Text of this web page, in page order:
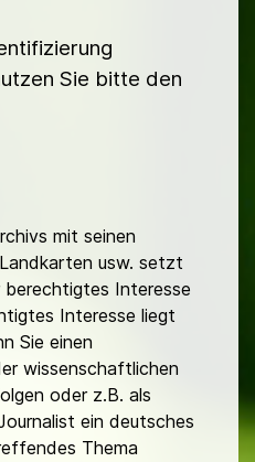
Sie bitte den
mit seinen
usw. setzt
berechtigtes Interesse
Interesse liegt
Sie einen
wissenschaftlichen
oder z.B. als
ein deutsches
Thema